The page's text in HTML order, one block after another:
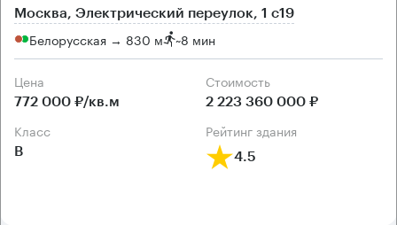
Москва, Электрический переулок, 1 с19
Белорусская → 830 м ~8 мин
Цена
772 000 ₽/кв.м
Cтоимость
2 223 360 000 ₽
класс
B
рейтинг здания
4.5